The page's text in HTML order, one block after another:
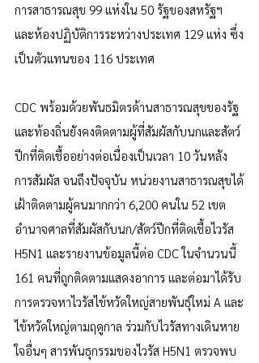
การสาธารณสุข 99 แห่งใน 50 รัฐของสหรัฐฯ
และห้องปฏิบัติการระหว่างประเทศ 129 แห่ง ซึ่ง
เป็นตัวแทนของ 116 ประเทศ
CDC พร้อมด้วยพันธมิตรด้านสาธารณสุขของรัฐ
และท้องถิ่นยังคงติดตามผู้ที่สัมผัสกับนกและสัตว์
ปีกที่ติดเชื้ออย่างต่อเนื่องเป็นเวลา 10 วันหลัง
การสัมผัส จนถึงปัจจุบัน หน่วยงานสาธารณสุขได้
เฝ้าติดตามผู้คนมากกว่า 6,200 คนใน 52 เขต
อำนาจศาลที่สัมผัสกับนก/สัตว์ปีกที่ติดเชื้อไวรัส
H5N1 และรายงานข้อมูลนี้ต่อ CDC ในจำนวนนี้
161 คนที่ถูกติดตามแสดงอาการ และต่อมาได้รับ
การตรวจหาไวรัสไข้หวัดใหญ่สายพันธุ์ใหม่ A และ
ไข้หวัดใหญ่ตามฤดูกาล ร่วมกับไวรัสทางเดินหาย
ใจอื่นๆ สารพันธุกรรมของไวรัส H5N1 ตรวจพบ